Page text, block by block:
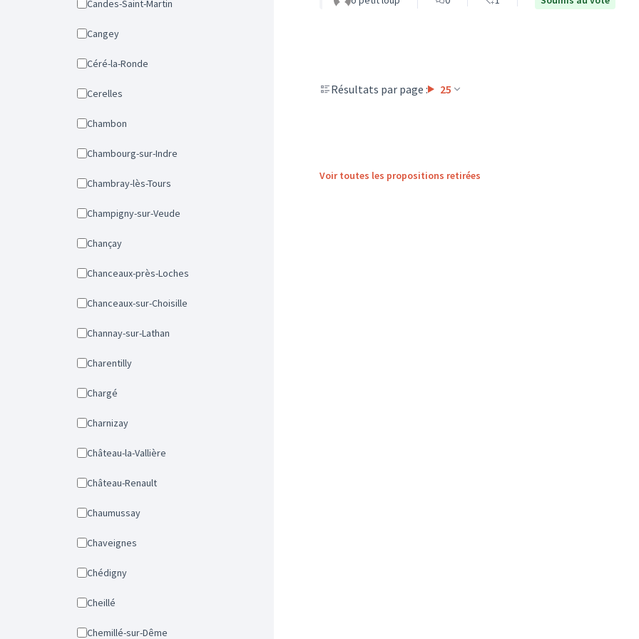
Candes-Saint-Martin
Cangey
Céré-la-Ronde
Cerelles
Chambon
Chambourg-sur-Indre
Chambray-lès-Tours
Champigny-sur-Veude
Chançay
Chanceaux-près-Loches
Chanceaux-sur-Choisille
Channay-sur-Lathan
Charentilly
Chargé
Charnizay
Château-la-Vallière
Château-Renault
Chaumussay
Chaveignes
Chédigny
Cheillé
Chemillé-sur-Dême
Résultats par page : 25
Voir toutes les propositions retirées